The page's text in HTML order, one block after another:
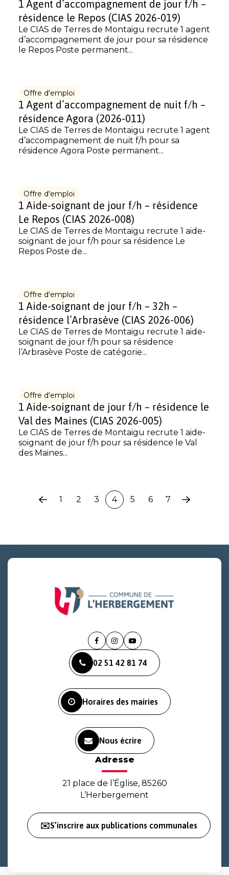
1 Agent d’accompagnement de jour f/h –
résidence le Repos (CIAS 2026-019)
Le CIAS de Terres de Montaigu recrute 1 agent
d’accompagnement de jour pour sa résidence
le Repos Poste permanent...
Offre d'emploi
1 Agent d’accompagnement de nuit f/h –
résidence Agora (2026-011)
Le CIAS de Terres de Montaigu recrute 1 agent
d’accompagnement de nuit f/h pour sa
résidence Agora Poste permanent...
Offre d'emploi
1 Aide-soignant de jour f/h – résidence
Le Repos (CIAS 2026-008)
Le CIAS de Terres de Montaigu recrute 1 aide-
soignant de jour f/h pour sa résidence Le
Repos Poste de...
Offre d'emploi
1 Aide-soignant de jour f/h – 32h –
résidence l’Arbrasève (CIAS 2026-006)
Le CIAS de Terres de Montaigu recrute 1 aide-
soignant de jour f/h pour sa résidence
l’Arbrasève Poste de catégorie...
Offre d'emploi
1 Aide-soignant de jour f/h – résidence le
Val des Maines (CIAS 2026-005)
Le CIAS de Terres de Montaigu recrute 1 aide-
soignant de jour f/h pour sa résidence le Val
des Maines...
Page1 2 3 4 5 6 7
Page
Lien
le
compte
Lien
le
compte
Lien
la
chaîne
02 51 42 81 74
Horaires des mairies
Nous écrire
Adresse
21 place de l’Église, 85260
L’Herbergement
✉️S’inscrire aux publications communales